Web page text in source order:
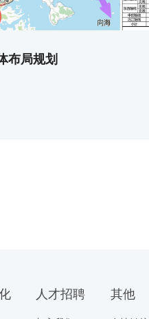
布局规划
人才招聘 其他